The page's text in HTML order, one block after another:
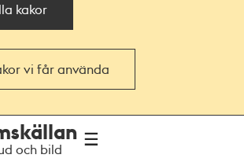
kakor
vi får använda
och bild